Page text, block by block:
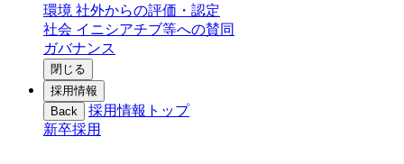
環境 社外からの評価・認定
社会 イニシアチブ等への賛同
ガバナンス
閉じる
採用情報
Back
採用情報トップ
新卒採用